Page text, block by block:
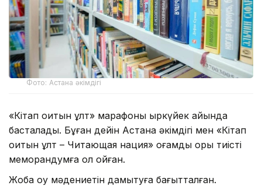
Фото: Астана әкімдігі
«Кітап оқитын ұлт» марафоны қыркүйек айында
басталады. Бұған дейін Астана әкімдігі мен «Кітап
оқитын ұлт – Читающая нация» қоғамдық қоры тиісті
меморандумға қол қойған.
Жоба оқу мәдениетін дамытуға бағытталған.